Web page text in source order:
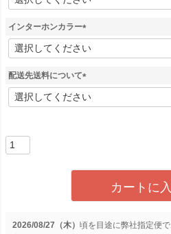
必
)
インターホンカラー
(
必
)
配送先送料について
(
必
カートに
2026/08/27（木） に弊社指定便